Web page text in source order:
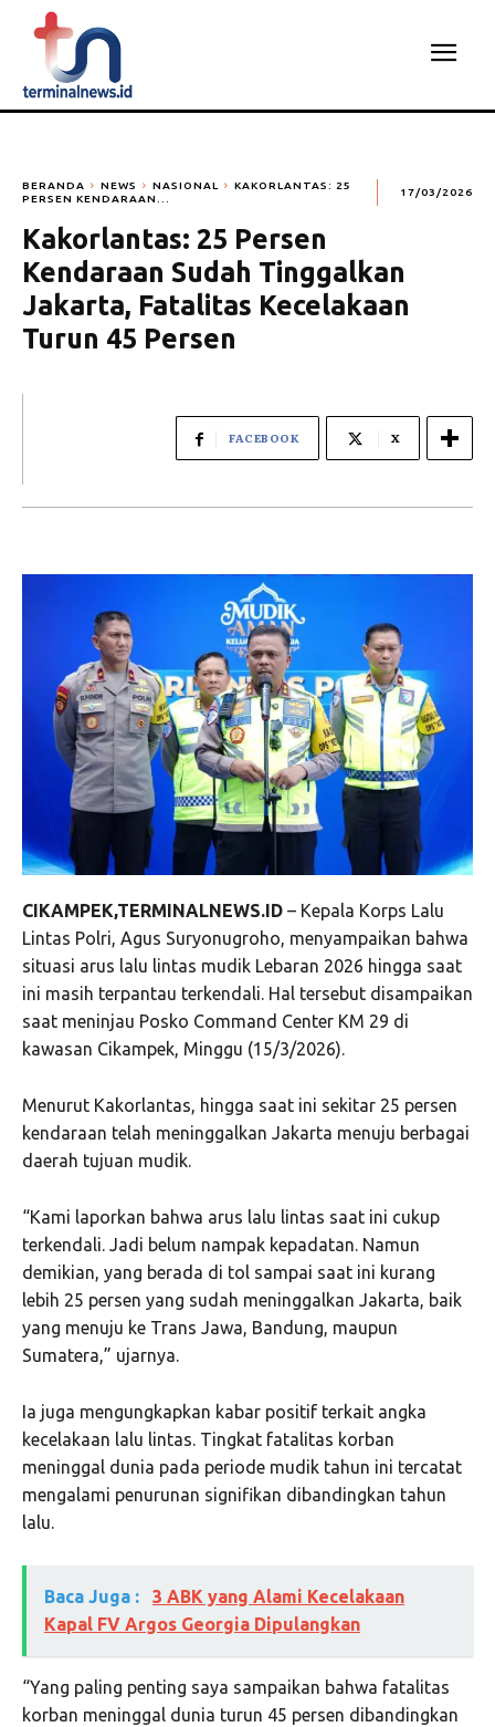
BERANDA NEWS NASIONAL
KAKORLANTAS: 25
PERSEN KENDARAAN...
17/03/2026
Kakorlantas: 25 Persen
Kendaraan Sudah Tinggalkan
Jakarta, Fatalitas Kecelakaan
Turun 45 Persen
FACEBOOK X
CIKAMPEK,TERMINALNEWS.ID – Kepala Korps Lalu
Lintas Polri, Agus Suryonugroho, menyampaikan bahwa
situasi arus lalu lintas mudik Lebaran 2026 hingga saat
ini masih terpantau terkendali. Hal tersebut disampaikan
saat meninjau Posko Command Center KM 29 di
kawasan Cikampek, Minggu (15/3/2026).
Menurut Kakorlantas, hingga saat ini sekitar 25 persen
kendaraan telah meninggalkan Jakarta menuju berbagai
daerah tujuan mudik.
“Kami laporkan bahwa arus lalu lintas saat ini cukup
terkendali. Jadi belum nampak kepadatan. Namun
demikian, yang berada di tol sampai saat ini kurang
lebih 25 persen yang sudah meninggalkan Jakarta, baik
yang menuju ke Trans Jawa, Bandung, maupun
Sumatera,” ujarnya.
Ia juga mengungkapkan kabar positif terkait angka
kecelakaan lalu lintas. Tingkat fatalitas korban
meninggal dunia pada periode mudik tahun ini tercatat
mengalami penurunan signifikan dibandingkan tahun
lalu.
Baca Juga :
3 ABK yang Alami Kecelakaan
Kapal FV Argos Georgia Dipulangkan
“Yang paling penting saya sampaikan bahwa fatalitas
korban meninggal dunia turun 45 persen dibandingkan